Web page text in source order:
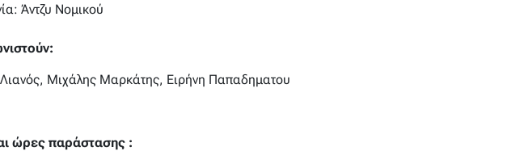
Άντζυ Νομικού
Λιανός, Μιχάλης Μαρκάτης, Ειρήνη Παπαδηματου
ώρες παράστασης :